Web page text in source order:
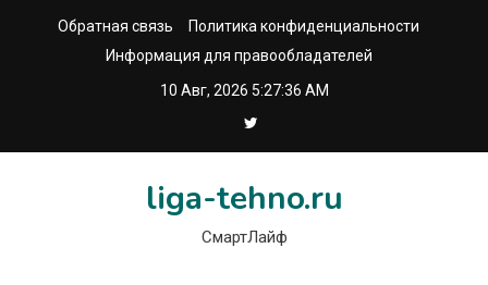
Обратная связь
Политика конфиденциальности
Информация для правообладателей
10 Авг, 2026 5:27:37 AM
liga-tehno.ru
СмартЛайф